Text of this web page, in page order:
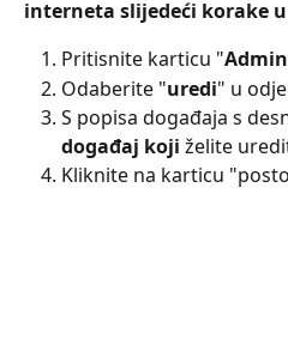
interneta slijedeći korake
Pritisnite karticu "
Odaberite "uredi" u
S popisa događaja s
događaj koji želite
Kliknite na karticu